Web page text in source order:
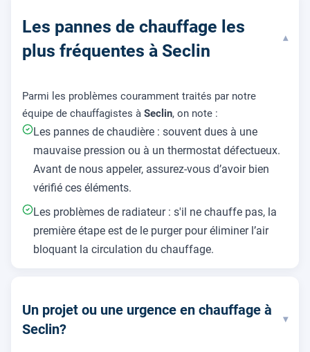
Les pannes de chauffage les
plus fréquentes à Seclin
▾
Parmi les problèmes couramment traités par notre
équipe de chauffagistes à Seclin, on note :
Les pannes de chaudière : souvent dues à une
mauvaise pression ou à un thermostat défectueux.
Avant de nous appeler, assurez-vous d’avoir bien
vérifié ces éléments.
Les problèmes de radiateur : s'il ne chauffe pas, la
première étape est de le purger pour éliminer l’air
bloquant la circulation du chauffage.
Un projet ou une urgence en chauffage à
Seclin?
▾